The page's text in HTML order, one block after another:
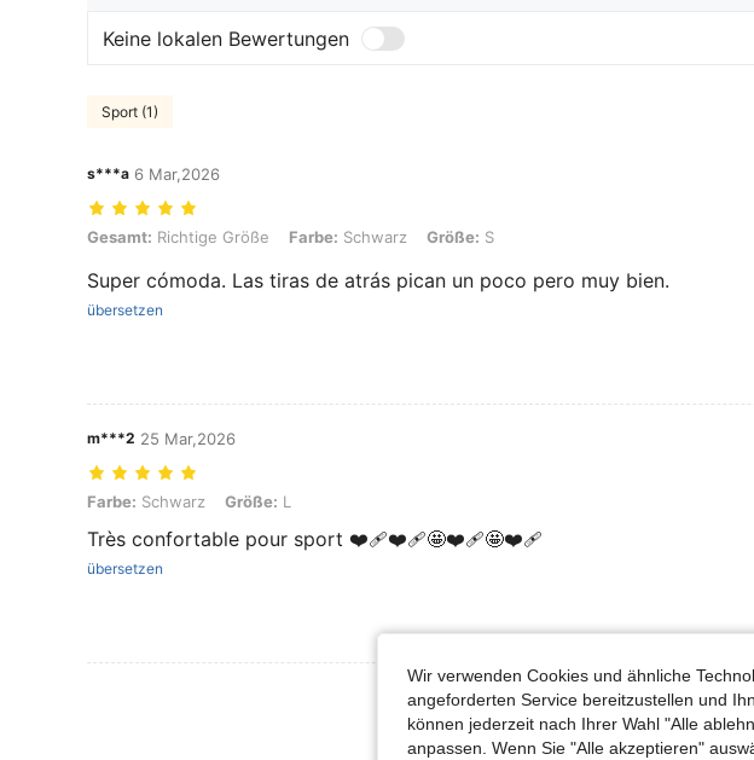
Keine lokalen Bewertungen
Sport (1)
s***a 6 Mar,2026
Gesamt: Richtige Größe, Farbe: Schwarz, Größe: S
Gesamt: Richtige Größe Farbe: Schwarz Größe: S
Super cómoda. Las tiras de atrás pican un poco pero muy bien.
übersetzen
m***2 25 Mar,2026
Farbe: Schwarz, Größe: L
Farbe: Schwarz Größe: L
Très confortable pour sport ❤️‍🩹❤️‍🩹🤩❤️‍🩹🤩❤️‍🩹
übersetzen
Wir verwenden Cookies und ähnliche
angeforderten Service bereitzustellen und
können jederzeit nach Ihrer Wahl "Alle
anpassen. Wenn Sie "Alle akzeptieren"